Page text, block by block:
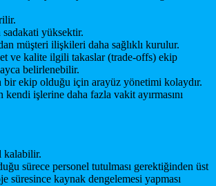
yüksektir.
müşteri ilişkileri daha sağlıklı kurulur.
ve kalite ilgili takaslar (trade-offs) ekip
belirlenebilir.
bir ekip olduğu için arayüz yönetimi kolaydır.
işlerine daha fazla vakit ayırmasını
kalabilir.
sürece personel tutulması gerektiğinden üst
süresince kaynak dengelemesi yapması